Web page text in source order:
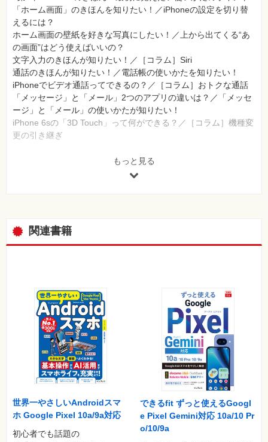
「ホーム画面」のきほんを知りたい！／iPhoneの設定を切り替
えるには？
ホーム画面の壁紙を好きな写真にしたい！／上から出てくる“あ
の画面”はどう使えばいいの？
文字入力のきほんが知りたい！／［コラム］Siri
通話のきほんが知りたい！／電話帳の使いかたを知りたい！
iPhoneでビデオ通話ってできるの？／［コラム］おトクな通話
「メッセージ」と「メール」2つのアプリの違いは？／「メッセ
ージ」と「メール」の使いかたが知りたい！
iPhone 6sの「3D Touch」って何ができる？／［コラム］機種変
更の引き継ぎ
●第2章 標準アプリでここまでできる！iPhoneを楽しもう
インターネットはどうやって見るの？／見つけたホームページを
撮りためた写真をきちんと整理したい／iPhoneでスマートに予
定を管理したい
「ミュージック」アプリで音楽を再生するには？／［コラム］か
アラームの設定方法が知りたい／ほかにもiPhoneでこんなこと
ができる！
［コラム］壊れたらどうすればいいの？
●第3章 使いこなすとiPhoneがもっと好きになる便利テク♡
アプリってどうやってダウンロードするの？／Apple ID ってど
んなことに使えるの？
付属イヤフォンって音楽を聴く以外にも使えるの？／［コラム］
かわいいケース
指紋認証を使うとどんないいことがあるの？／iPhoneの容量が
オーバーしそう どうしたらいい？
急いでiPhoneの空き容量を増やすには？／海外でiPhoneを使う
もっと見る
関連書籍
世界一やさしいAndroidスマ
ホ Google Pixel 10a/9a対応
初心者でも話題の
できるfit ずっと使えるGoogl
e Pixel Gemini対応 10a/10 Pr
o/10/9a